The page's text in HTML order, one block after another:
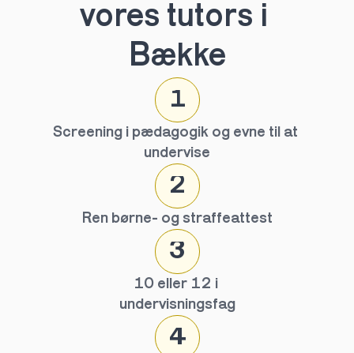
vores tutors i
Bække
1
Screening i pædagogik og evne til at
undervise
2
Ren børne- og straffeattest
3
10 eller 12 i
undervisningsfag
4